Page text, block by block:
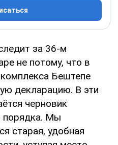
за 36-м
не потому, что в
Бештепе
декларацию. В эти
черновик
порядка. Мы
старая, удобная